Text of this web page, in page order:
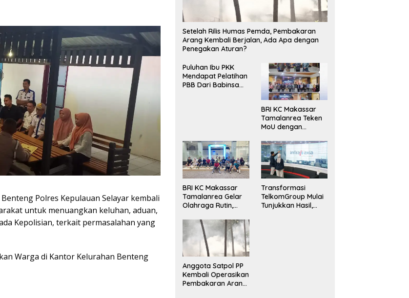
Polres Kepulauan Selayar kembali
untuk menuangkan keluhan, aduan,
Kepolisian, terkait permasalahan yang
Warga di Kantor Kelurahan Benteng
Setelah Rilis Humas Pemda, Pembakaran
Arang Kembali Berjalan, Ada Apa dengan
Penegakan Aturan?
Puluhan Ibu PKK
Mendapat Pelatihan
PBB Dari Babinsa
BRI KC Makassar
Tamalanrea Teken
MoU dengan
Ujung Pandang
Perkuat Layanan
Perbankan
BRI KC Makassar
Tamalanrea Gelar
Olahraga Rutin,
Kekompakan dan
Budaya Kerja Sehat
Transformasi
TelkomGroup Mulai
Tunjukkan Hasil,
Anggota Satpol PP
Kembali Operasikan
Pembakaran Arang,